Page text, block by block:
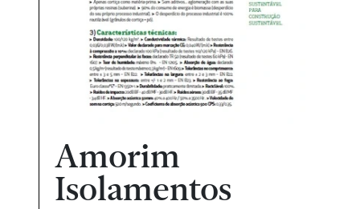
Amorim
Isolamentos